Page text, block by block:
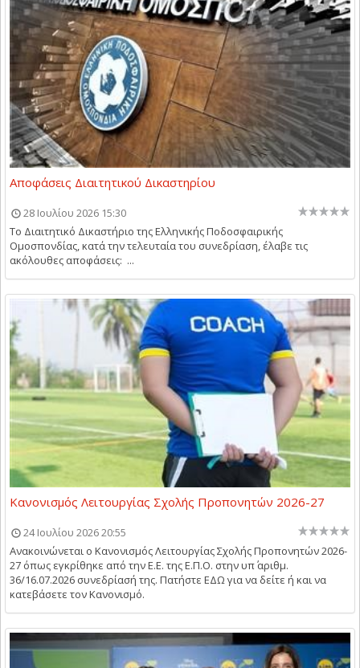
Αποφάσεις Διαιτητικού Δικαστηρίου
28 Ιουλίου 2026 15:30
Το Διαιτητικό Δικαστήριο της Ελληνικής Ποδοσφαιρικής
Ομοσπονδίας, κατά την τελευταία του συνεδρίαση, έλαβε τις
ακόλουθες αποφάσεις: ...
Κανονισμός Λειτουργίας Σχολής Προπονητών 2026-27
24 Ιουλίου 2026 20:55
Ανακοινώνεται ο Κανονισμός Λειτουργίας Σχολής Προπονητών 2026-
27 όπως εγκρίθηκε από την Ε.Ε. της Ε.Π.Ο. στην υπ΄ αριθμ.
36/16.07.2026 συνεδρίασή της. Πατήστε ΕΔΩ για να δείτε ή και να
κατεβάσετε τον Κανονισμό.